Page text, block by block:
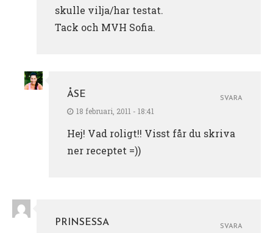
skulle vilja/har testat.
Tack och MVH Sofia.
ÅSE
18 februari, 2011 - 18:41
Hej! Vad roligt!! Visst får du skriva
ner receptet =))
SVARA
PRINSESSA
SVARA